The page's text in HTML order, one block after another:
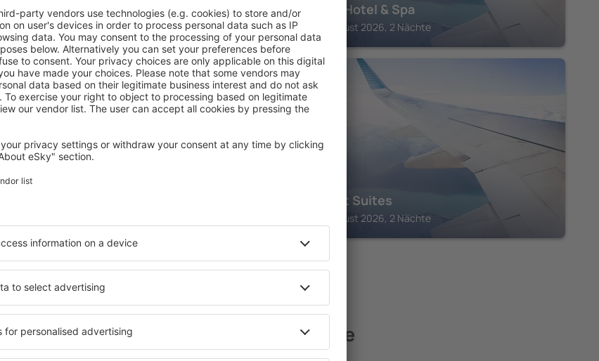
FarOut BeachClub - Rooms & Camping
Ios, 14 August 2026, 2 Nächte
Far Out Hotel & Spa
Ios, 14 August 2026, 2 Nächte
IOS IOS
Hide out Suites
Ios, 14 August 2026, 2 Nächte
Mehr Angebote prüfen in Ios
Ios – beste Unterkünfte